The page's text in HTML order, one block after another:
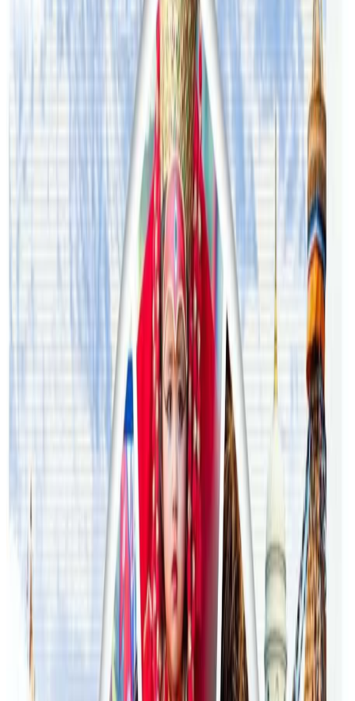
प्रतिक्रिया दिनुहोस
सम्बन्धित समाचार
अष्ट्रेलियामा नर्सको तलब पाँचौं पटक वृद्धि
२०२६ अगस्ट ३
अस्ट्रेलियामा विवाह घट्यो, बढ्यो सम्बन्धविच्छेद
२०२६ जुलाई २९
थापाथलीबाट अष्ट्रेलियाका घरको डिजाइन
२०२६ जुलाई २७
अष्ट्रेलियामा मन्त्रालयका कर्मचारीले भ्रष्टाचार गरेको
भेटिएपछि शिक्षा मन्त्रीले दिइन् राजीनामा
२०२६ जुलाई २४
अन्तर्राष्ट्रिय विद्यार्थी आकर्षित गर्न भिक्टोरियाले बनायो
नयाँ रणनीति
२०२६ जुलाई २३
फिफा विश्वकपमा अस्ट्रेलियाको टोलीका लागि
रणनीति बनाउने नेपाली युवा